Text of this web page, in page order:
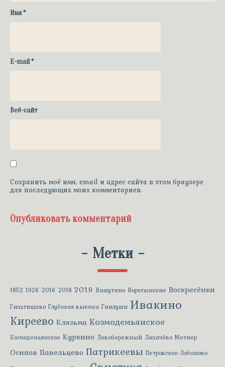
Имя*
E-mail*
Веб-сайт
Сохранить моё имя, email и адрес сайта в этом браузере
для последующих моих комментариев.
- Метки -
1852 1926 2016 2018 2019 Вашутино Воротынские Воскресёнки
Гильтищево Глубокая выемка Гнилуши Ивакино
Киреево Клязьма Козмодемьянское
Космодемьянское Куркино Левобережный Лихачёво Метнер
Осипов Павельцево Патрикеевы Петровское-Лобаново